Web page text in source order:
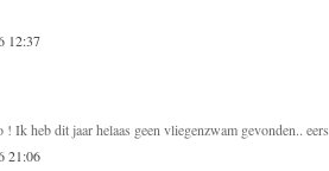
12:37
! Ik heb dit jaar helaas geen vliegenzwam gevonden..
21:06